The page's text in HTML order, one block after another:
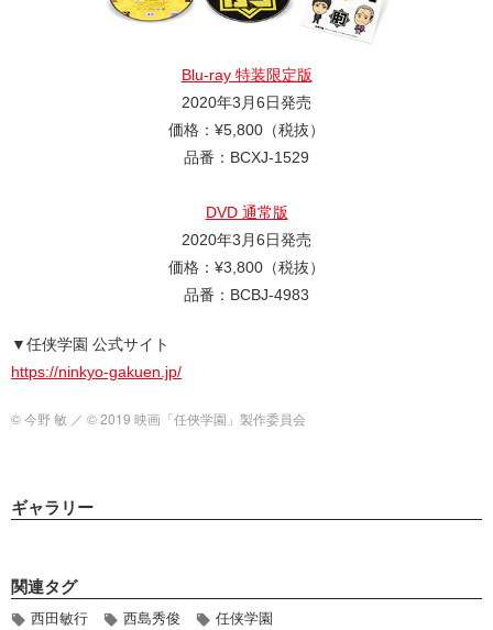
Blu-ray 特装限定版
2020年3月6日発売
価格：¥5,800（税抜）
品番：BCXJ-1529
DVD 通常版
2020年3月6日発売
価格：¥3,800（税抜）
品番：BCBJ-4983
▼任侠学園 公式サイト
https://ninkyo-gakuen.jp/
© 今野 敏 ／ © 2019 映画「任俠学園」製作委員会
ギャラリー
関連タグ
西田敏行 西島秀俊 任侠学園